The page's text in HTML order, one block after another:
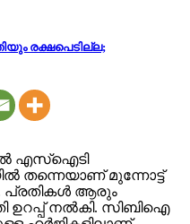
രക്ഷപെടില്ല;
എസ്ഐടി
തന്നെയാണ് മുന്നോട്ട്
പ്രതികൾ ആരും
ഉറപ്പ് നൽകി. സിബിഐ